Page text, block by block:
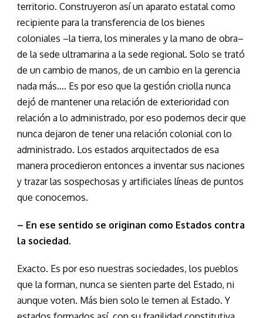
territorio. Construyeron así un aparato estatal como
recipiente para la transferencia de los bienes
coloniales –la tierra, los minerales y la mano de obra–
de la sede ultramarina a la sede regional. Solo se trató
de un cambio de manos, de un cambio en la gerencia
nada más…. Es por eso que la gestión criolla nunca
dejó de mantener una relación de exterioridad con
relación a lo administrado, por eso podemos decir que
nunca dejaron de tener una relación colonial con lo
administrado. Los estados arquitectados de esa
manera procedieron entonces a inventar sus naciones
y trazar las sospechosas y artificiales líneas de puntos
que conocemos.
– En ese sentido se originan como Estados contra
la sociedad.
Exacto. Es por eso nuestras sociedades, los pueblos
que la forman, nunca se sienten parte del Estado, ni
aunque voten. Más bien solo le temen al Estado. Y